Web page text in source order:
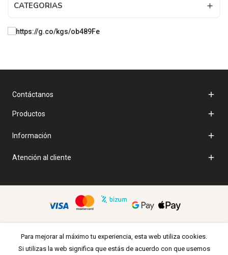
CATEGORIAS 
Contáctanos 
Productos 
Información 
Atención al cliente 
Para mejorar al máximo tu experiencia, esta web utiliza cookies.
Si utilizas la web significa que estás de acuerdo con que usemos